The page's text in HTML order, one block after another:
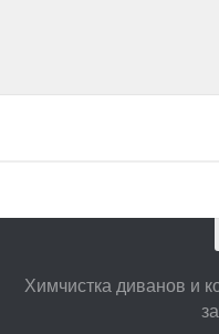
Химчистка диванов и